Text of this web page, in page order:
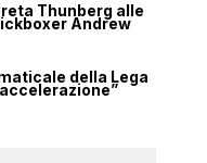
Thunberg alle
Andrew
della Lega